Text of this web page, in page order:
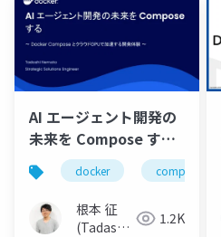
AI エージェント開発の
未来を Compose する
〜 Docker Compose
とクラウドGPUで加速
する開発体験 〜
docker compose
根本 征
(Tadashi
1.2K